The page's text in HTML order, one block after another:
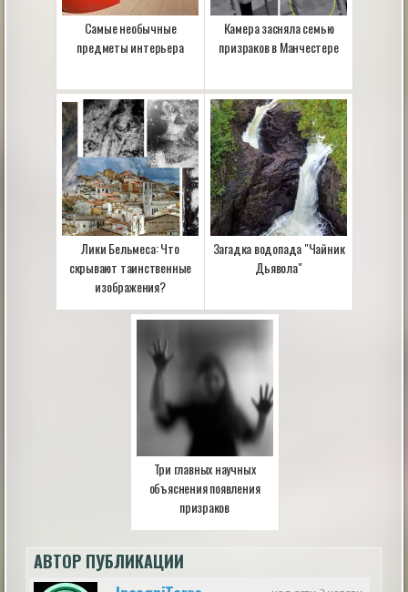
Самые необычные
предметы интерьера
Камера засняла семью
призраков в Манчестере
Лики Бельмеса: Что
скрывают таинственные
изображения?
Загадка водопада "Чайник
Дьявола"
Три главных научных
объяснения появления
призраков
АВТОР ПУБЛИКАЦИИ